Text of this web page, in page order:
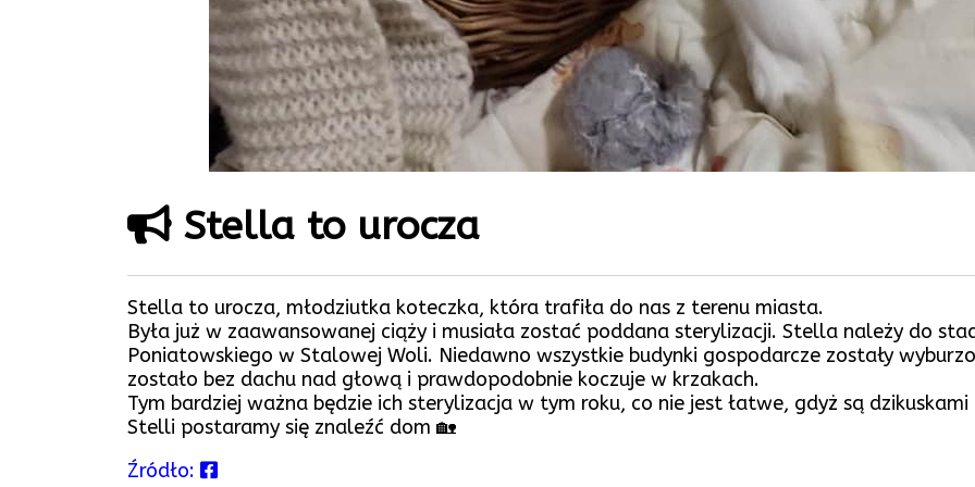
Stella to urocza
Stella to urocza, młodziutka koteczka, która trafiła do nas z terenu miasta.
Była już w zaawansowanej ciąży i musiała zostać poddana sterylizacji. Stella należy do
Poniatowskiego w Stalowej Woli. Niedawno wszystkie budynki gospodarcze zostały
zostało bez dachu nad głową i prawdopodobnie koczuje w krzakach.
Tym bardziej ważna będzie ich sterylizacja w tym roku, co nie jest łatwe, gdyż są
Stelli postaramy się znaleźć dom 🏡
Źródło: